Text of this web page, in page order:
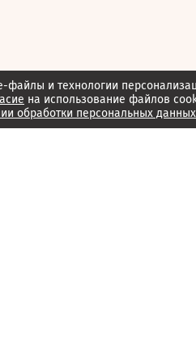
файлы и технологии
на использование файлов
обработки персональных